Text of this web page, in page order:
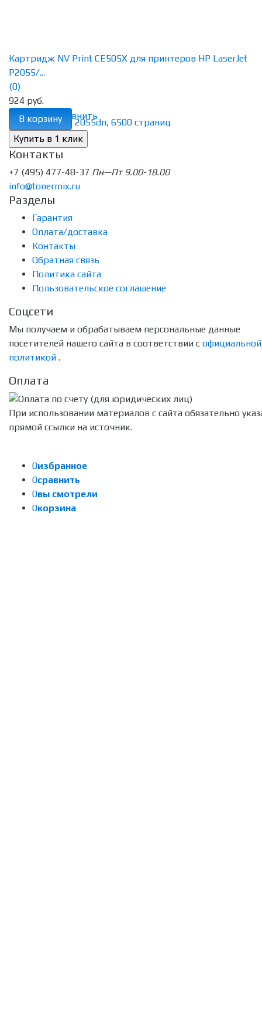
избранное сравнить
Картридж NV Print CE505X для принтеров HP LaserJet
P2055/...
(0)
924 руб.
В корзину
Контакты
+7 (495) 477-48-37 Пн—Пт 9.00-18.00
info@tonermix.ru
Разделы
Гарантия
Оплата/доставка
Контакты
Обратная связь
Политика сайта
Пользовательское соглашение
Соцсети
Мы получаем и обрабатываем персональные данные
посетителей нашего сайта в соответствии с официальной
политикой .
Оплата
При использовании материалов с сайта обязательно
прямой ссылки на источник.
0избранное
0сравнить
0вы смотрели
0корзина